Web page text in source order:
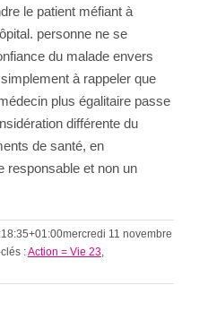
le patient méfiant à
personne ne se
du malade envers
à rappeler que
plus égalitaire passe
différente du
de santé, en
responsable et non un
mercredi 11 novembre
:Action = Vie 23